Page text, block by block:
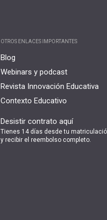
OTROS ENLACES IMPORTANTES
Blog
Webinars y podcast
Revista Innovación Educativa
Contexto Educativo
Desistir contrato aquí
Tienes 14 días desde tu
y recibir el reembolso completo.